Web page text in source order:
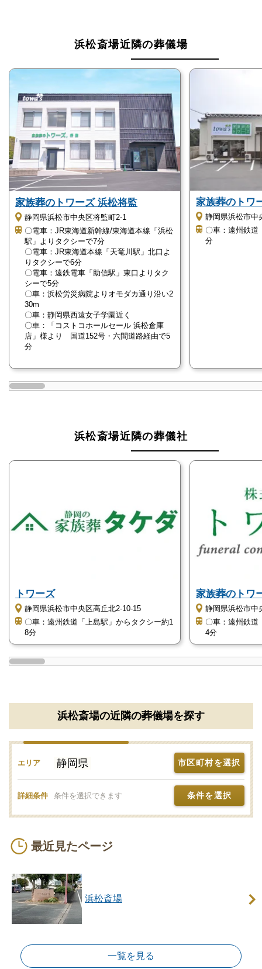
浜松斎場近隣の葬儀場
家族葬のトワーズ 浜松将監
静岡県浜松市中央区将監町2-1
〇電車：JR東海道新幹線/東海道本線「浜松
駅」よりタクシーで7分
〇電車：JR東海道本線「天竜川駅」北口よ
りタクシーで6分
〇電車：遠鉄電車「助信駅」東口よりタク
シーで5分
〇車：浜松労災病院よりオモダカ通り沿い2
30m
〇車：静岡県西遠女子学園近く
〇車：「コストコホールセール 浜松倉庫
店」様より 国道152号・六間道路経由で5
分
家族葬のトワ
静岡県浜松市中
〇車：遠州鉄道
分
浜松斎場近隣の葬儀社
トワーズ
静岡県浜松市中央区高丘北2-10-15
〇車：遠州鉄道「上島駅」からタクシー約1
8分
家族葬のトワ
静岡県浜松市中
〇車：遠州鉄道
4分
浜松斎場の近隣の葬儀場を探す
エリア 静岡県 市区町村を選択
詳細条件 条件を選択できます 条件を選択
最近見たページ
浜松斎場
一覧を見る